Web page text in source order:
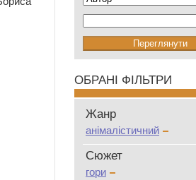
ОБРАНІ ФІЛЬТРИ
Жанр
анімалістичний
Сюжет
гори